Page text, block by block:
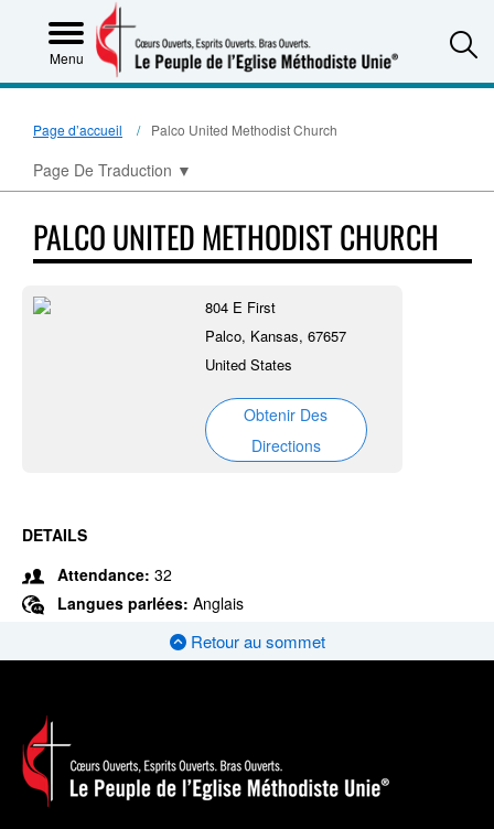
Menu
Page d’accueil Palco United Methodist Church
Page De Traduction ▼
PALCO UNITED METHODIST CHURCH
804 E First
Palco, Kansas, 67657
United States
Obtenir Des
Directions
DETAILS
Attendance: 32
Langues parlées: Anglais
Retour au sommet